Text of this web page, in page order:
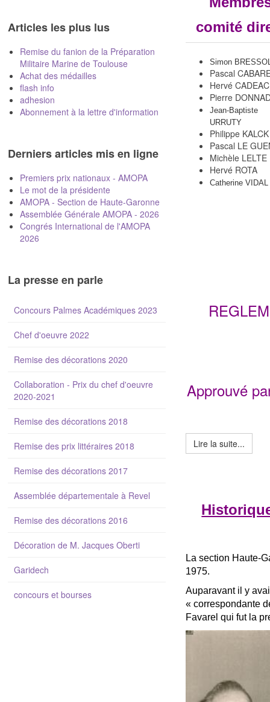
comité
Simon
Pascal
Hervé CADEAC
Pierre
Jean-
URRUTY
Philippe KALCK
Pascal LE
Michèle LELTE
Hervé ROTA
Catherine VIDAL
Approuvé
Lire la suite...
La section Haute-
1975.
Auparavant il y
« correspondante
Favarel qui fut la
Articles les plus lus
Remise du fanion de la Préparation
Militaire Marine de Toulouse
Achat des médailles
flash info
adhesion
Abonnement à la lettre d'information
Derniers articles mis en ligne
Premiers prix nationaux - AMOPA
Le mot de la présidente
AMOPA - Section de Haute-Garonne
Assemblée Générale AMOPA - 2026
Congrés International de l'AMOPA
2026
La presse en parle
Concours Palmes Académiques 2023
Chef d'oeuvre 2022
Remise des décorations 2020
Collaboration - Prix du chef d'oeuvre
2020-2021
Remise des décorations 2018
Remise des prix littéraires 2018
Remise des décorations 2017
Assemblée départementale à Revel
Remise des décorations 2016
Décoration de M. Jacques Oberti
Garidech
concours et bourses